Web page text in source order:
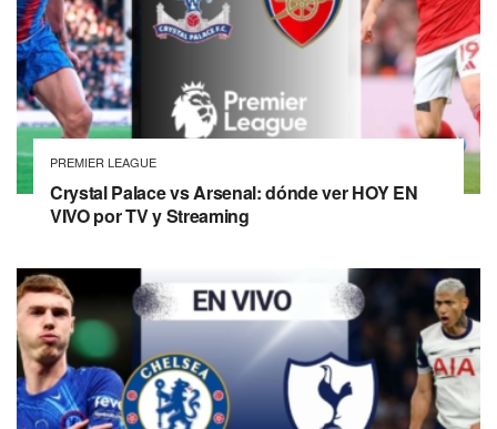
PREMIER LEAGUE
Crystal Palace vs Arsenal: dónde ver HOY EN
VIVO por TV y Streaming